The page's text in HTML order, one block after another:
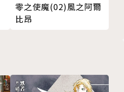
零之使魔(02)風之阿爾
比昂